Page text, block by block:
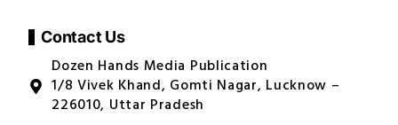
Contact Us
Dozen Hands Media Publication
1/8 Vivek Khand, Gomti Nagar, Lucknow –
226010, Uttar Pradesh